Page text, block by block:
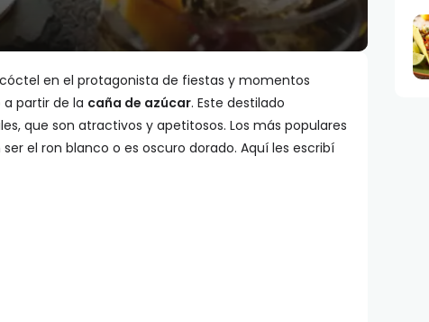
en el protagonista de fiestas y momentos
partir de la caña de azúcar. Este destilado
que son atractivos y apetitosos. Los más populares
el ron blanco o es oscuro dorado. Aquí les escribí